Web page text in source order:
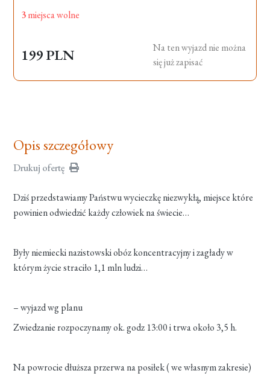
3miejsca wolne
199 PLN
Na ten wyjazd nie można
się już zapisać
Opis szczegółowy
Drukuj ofertę
Dziś przedstawiamy Państwu wycieczkę niezwykłą, miejsce które
powinien odwiedzić każdy człowiek na świecie…
Były niemiecki nazistowski obóz koncentracyjny i zagłady w
którym życie straciło 1,1 mln ludzi…
– wyjazd wg planu
Zwiedzanie rozpoczynamy ok. godz 13:00 i trwa około 3,5 h.
Na powrocie dłuższa przerwa na posiłek ( we własnym zakresie)